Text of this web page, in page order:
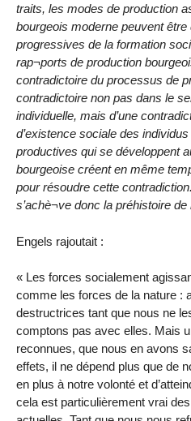
traits, les modes de production
bourgeois moderne peuvent être
progressives de la formation
rap¬ports de production
contradictoire du processus de
contradictoire non pas dans le
individuelle, mais d’une
d’existence sociale des
productives qui se développent
bourgeoise créent en même
pour résoudre cette
s’achè¬ve donc la préhistoire
Engels rajoutait :
« Les forces socialement
comme les forces de la nature :
destructrices tant que nous ne
comptons pas avec elles. Mais
reconnues, que nous en avons
effets, il ne dépend plus que de
en plus à notre volonté et
cela est particulièrement vrai